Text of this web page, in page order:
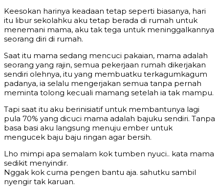
Keesokan harinya keadaan tetap seperti biasanya, hari
itu libur sekolahku aku tetap berada di rumah untuk
menemani mama, aku tak tega untuk meninggalkannya
seorang diri di rumah.
Saat itu mama sedang mencuci pakaian, mama adalah
seorang yang rajin, semua pekerjaan rumah dikerjakan
sendiri olehnya, itu yang membuatku terkagumkagum
padanya, ia selalu mengerjakan semua tanpa pernah
meminta tolong kecuali mamang setelah ia tak mampu.
Tapi saat itu aku berinisiatif untuk membantunya lagi
pula 70% yang dicuci mama adalah bajuku sendiri. Tanpa
basa basi aku langsung menuju ember untuk
mengucek baju baju ringan agar bersih.
Lho mimpi apa semalam kok tumben nyuci.. kata mama
sedikit menyindir.
Nggak kok cuma pengen bantu aja. sahutku sambil
nyengir tak karuan.